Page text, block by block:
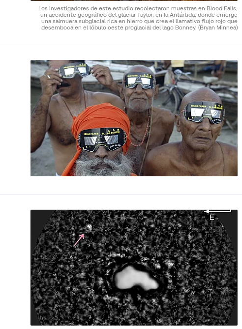
Los investigadores de este estudio recolectaron muestras en Blood Falls,
un accidente geográfico del glaciar Taylor, en la Antártida, donde emerge
una salmuera subglacial rica en hierro que crea el llamativo flujo rojo que
desemboca en el lóbulo oeste proglacial del lago Bonney. (Bryan Minnea)